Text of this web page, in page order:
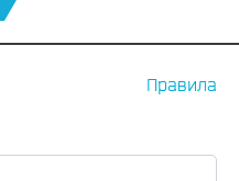
Правила